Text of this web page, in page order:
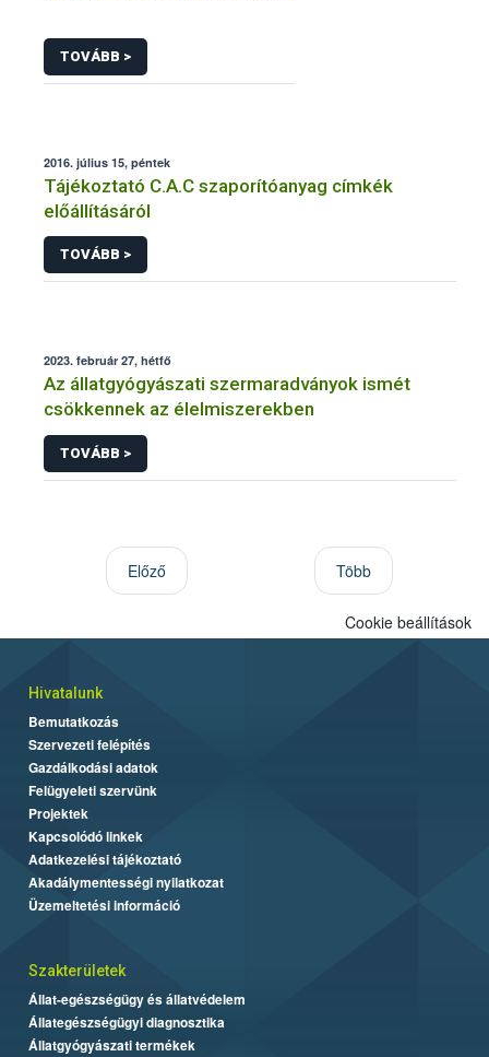
TOVÁBB >
2016. július 15, péntek
Tájékoztató C.A.C szaporítóanyag címkék
előállításáról
TOVÁBB >
2023. február 27, hétfő
Az állatgyógyászati szermaradványok ismét
csökkennek az élelmiszerekben
TOVÁBB >
Előző Több
Cookie beállítások
Hivatalunk
Bemutatkozás
Szervezeti felépítés
Gazdálkodási adatok
Felügyeleti szervünk
Projektek
Kapcsolódó linkek
Adatkezelési tájékoztató
Akadálymentességi nyilatkozat
Üzemeltetési információ
Szakterületek
Állat-egészségügy és állatvédelem
Állategészségügyi diagnosztika
Állatgyógyászati termékek